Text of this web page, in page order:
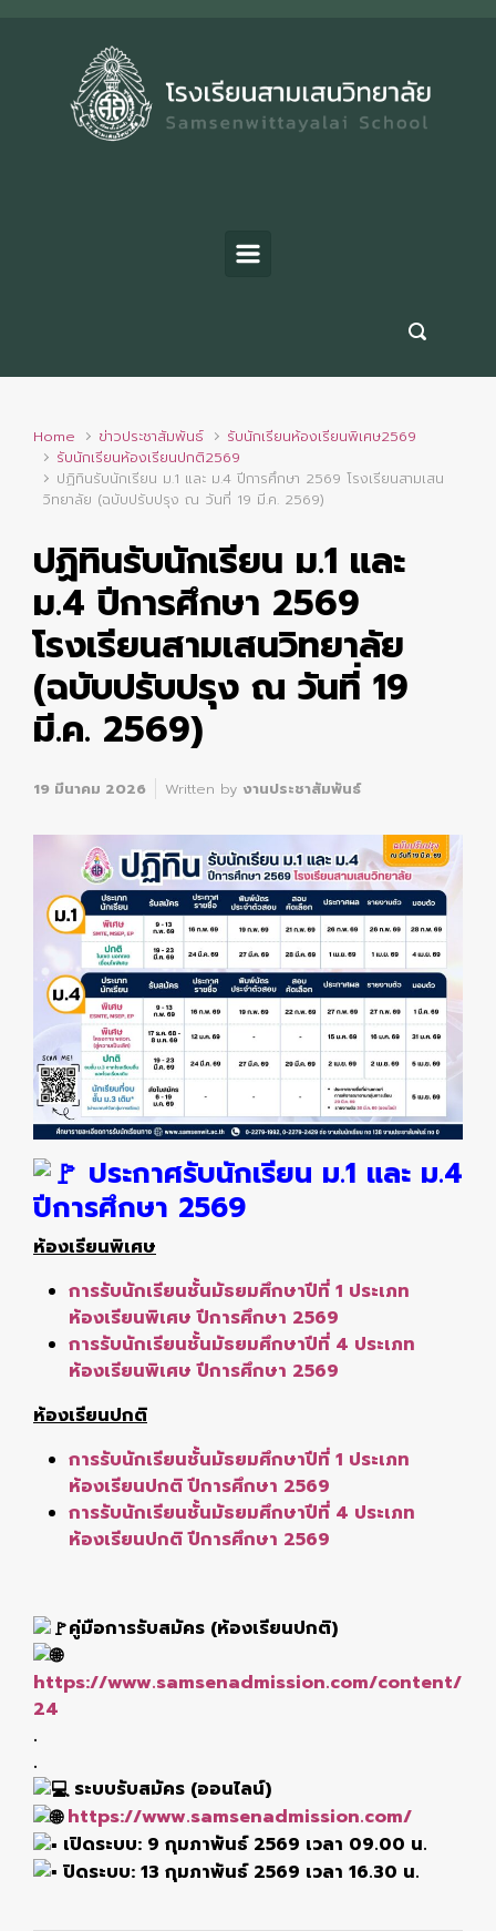
Home ข่าวประชาสัมพันธ์
รับนักเรียนห้องเรียนพิเศษ2569
รับนักเรียนห้องเรียนปกติ2569
ปฏิทินรับนักเรียน ม.1 และ ม.4 ปีการศึกษา 2569 โรงเรียนสามเสน
วิทยาลัย (ฉบับปรับปรุง ณ วันที่ 19 มี.ค. 2569)
ปฏิทินรับนักเรียน ม.1 และ
ม.4 ปีการศึกษา 2569
โรงเรียนสามเสนวิทยาลัย
(ฉบับปรับปรุง ณ วันที่ 19
มี.ค. 2569)
19 มีนาคม 2026 Written by งานประชาสัมพันธ์
ประกาศรับนักเรียน ม.1 และ ม.4
ปีการศึกษา 2569
ห้องเรียนพิเศษ
การรับนักเรียนชั้นมัธยมศึกษาปีที่ 1 ประเภท
ห้องเรียนพิเศษ ปีการศึกษา 2569
การรับนักเรียนชั้นมัธยมศึกษาปีที่ 4 ประเภท
ห้องเรียนพิเศษ ปีการศึกษา 2569
ห้องเรียนปกติ
การรับนักเรียนชั้นมัธยมศึกษาปีที่ 1 ประเภท
ห้องเรียนปกติ ปีการศึกษา 2569
การรับนักเรียนชั้นมัธยมศึกษาปีที่ 4 ประเภท
ห้องเรียนปกติ ปีการศึกษา 2569
คู่มือการรับสมัคร (ห้องเรียนปกติ)
https://www.samsenadmission.com/content/
24
.
.
ระบบรับสมัคร (ออนไลน์)
https://www.samsenadmission.com/
เปิดระบบ: 9 กุมภาพันธ์ 2569 เวลา 09.00 น.
ปิดระบบ: 13 กุมภาพันธ์ 2569 เวลา 16.30 น.